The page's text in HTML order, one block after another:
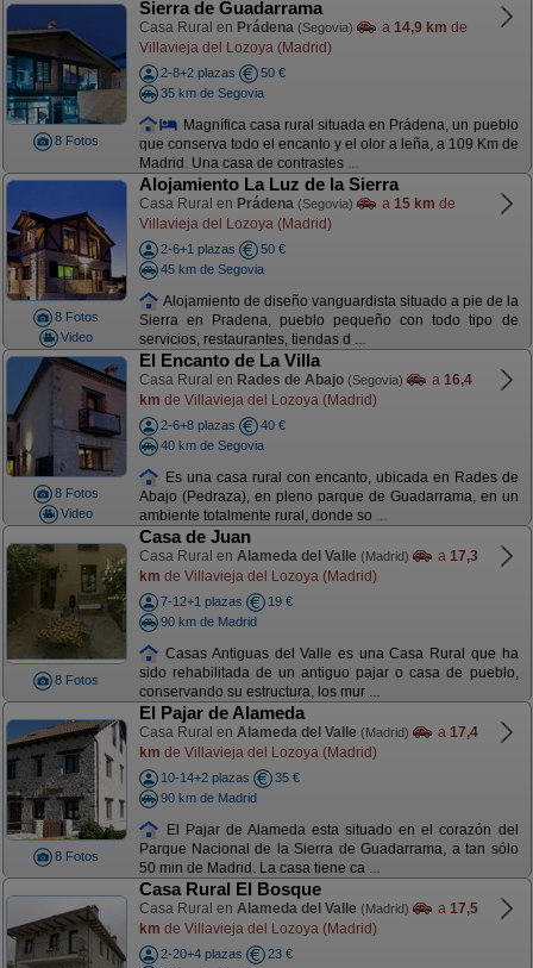
8 Fotos
Sierra de Guadarrama
Casa Rural en Prádena (Segovia) a 14,9 km de
Villavieja del Lozoya (Madrid)
2-8+2 plazas
50 €
35 km de Segovia
Magnífica casa rural situada en Prádena, un pueblo
que conserva todo el encanto y el olor a leña, a 109 Km de
Madrid. Una casa de contrastes ...
8 Fotos
Video
Alojamiento La Luz de la Sierra
Casa Rural en Prádena (Segovia) a 15 km de
Villavieja del Lozoya (Madrid)
2-6+1 plazas
50 €
45 km de Segovia
Alojamiento de diseño vanguardista situado a pie de la
Sierra en Pradena, pueblo pequeño con todo tipo de
servicios, restaurantes, tiendas d ...
8 Fotos
Video
El Encanto de La Villa
Casa Rural en Rades de Abajo (Segovia) a 16,4
km de Villavieja del Lozoya (Madrid)
2-6+8 plazas
40 €
40 km de Segovia
Es una casa rural con encanto, ubicada en Rades de
Abajo (Pedraza), en pleno parque de Guadarrama, en un
ambiente totalmente rural, donde so ...
8 Fotos
Casa de Juan
Casa Rural en Alameda del Valle (Madrid) a 17,3
km de Villavieja del Lozoya (Madrid)
7-12+1 plazas
19 €
90 km de Madrid
Casas Antiguas del Valle es una Casa Rural que ha
sido rehabilitada de un antiguo pajar o casa de pueblo,
conservando su estructura, los mur ...
8 Fotos
El Pajar de Alameda
Casa Rural en Alameda del Valle (Madrid) a 17,4
km de Villavieja del Lozoya (Madrid)
10-14+2 plazas
35 €
90 km de Madrid
El Pajar de Alameda esta situado en el corazón del
Parque Nacional de la Sierra de Guadarrama, a tan sólo
50 min de Madrid. La casa tiene ca ...
Casa Rural El Bosque
Casa Rural en Alameda del Valle (Madrid) a 17,5
km de Villavieja del Lozoya (Madrid)
2-20+4 plazas
23 €